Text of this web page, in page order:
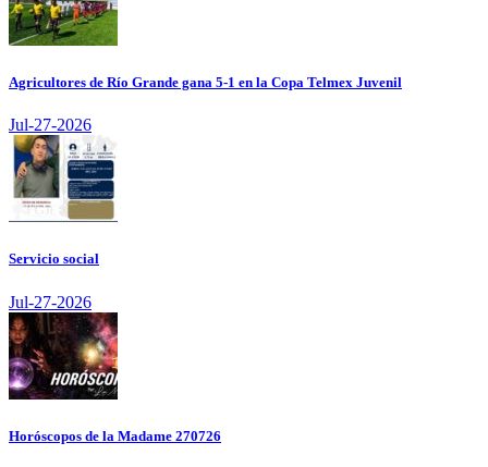
Agricultores de Río Grande gana 5-1 en la Copa Telmex Juvenil
Jul-27-2026
Servicio social
Jul-27-2026
Horóscopos de la Madame 270726